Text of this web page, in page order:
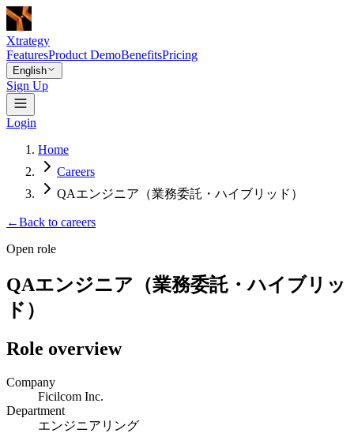
Xtrategy
FeaturesProduct DemoBenefitsPricing
English
Sign Up
Login
Home
Careers
QAエンジニア（業務委託・ハイブリッド）
←Back to careers
Open role
QAエンジニア（業務委託・ハイブリッ
ド）
Role overview
Company
Ficilcom Inc.
Department
エンジニアリング